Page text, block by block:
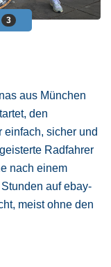
3
aus München
den
einfach, sicher und
Radfahrer
nach einem
auf ebay-
meist ohne den